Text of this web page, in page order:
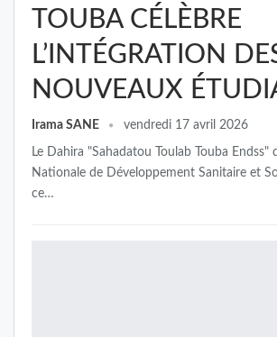
TOUBA CÉLÈBRE
L’INTÉGRATION
NOUVEAUX
Irama SANE vendredi 17 avril 2026
Le Dahira "Sahadatou Toulab Touba Endss"
Nationale de Développement Sanitaire et
ce…